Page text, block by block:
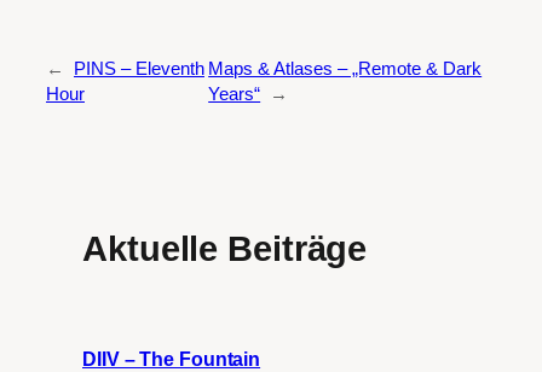
←
PINS – Eleventh
Hour
Maps & Atlases – „Remote & Dark
Years“
→
Aktuelle Beiträge
DIIV – The Fountain